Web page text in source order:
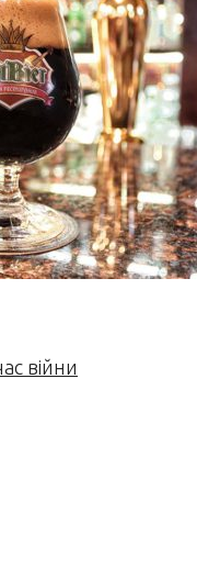
війни